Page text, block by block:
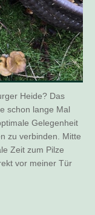
Heide? Das
schon lange Mal
Gelegenheit
zu verbinden. Mitte
Zeit zum Pilze
vor meiner Tür